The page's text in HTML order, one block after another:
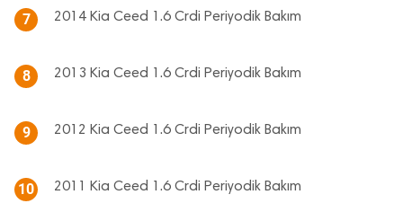
7 2014 Kia Ceed 1.6 Crdi Periyodik Bakım
8 2013 Kia Ceed 1.6 Crdi Periyodik Bakım
9 2012 Kia Ceed 1.6 Crdi Periyodik Bakım
10 2011 Kia Ceed 1.6 Crdi Periyodik Bakım